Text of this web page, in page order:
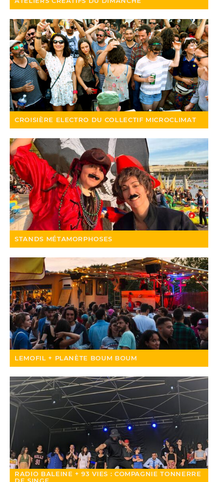
CROISIÈRE ELECTRO DU COLLECTIF MICROCLIMAT
STANDS MÉTAMORPHOSES
LEMOFIL + PLANÈTE BOUM BOUM
RADIO BALEINE + 93 VIES : COMPAGNIE TONNERRE